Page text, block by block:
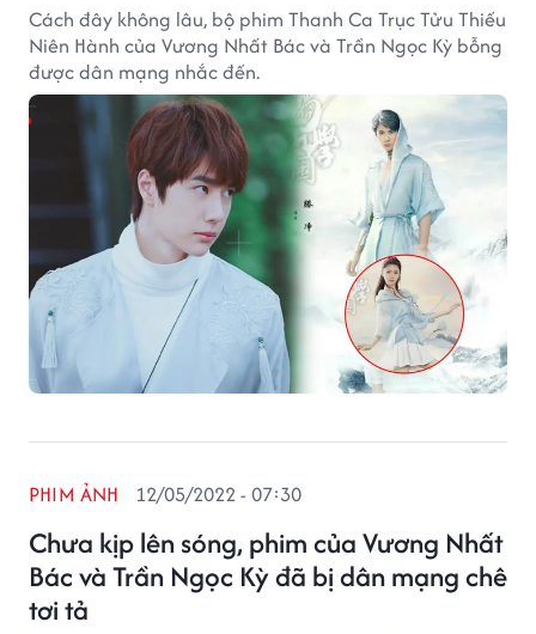
Cách đây không lâu, bộ phim Thanh Ca Trục Tửu Thiếu
Niên Hành của Vương Nhất Bác và Trần Ngọc Kỳ bỗng
được dân mạng nhắc đến.
Chưa kịp lên sóng, phim của Vương Nhất
Bác và Trần Ngọc Kỳ đã bị dân mạng chê
tơi tả
PHIM ẢNH 12/05/2022 - 07:30